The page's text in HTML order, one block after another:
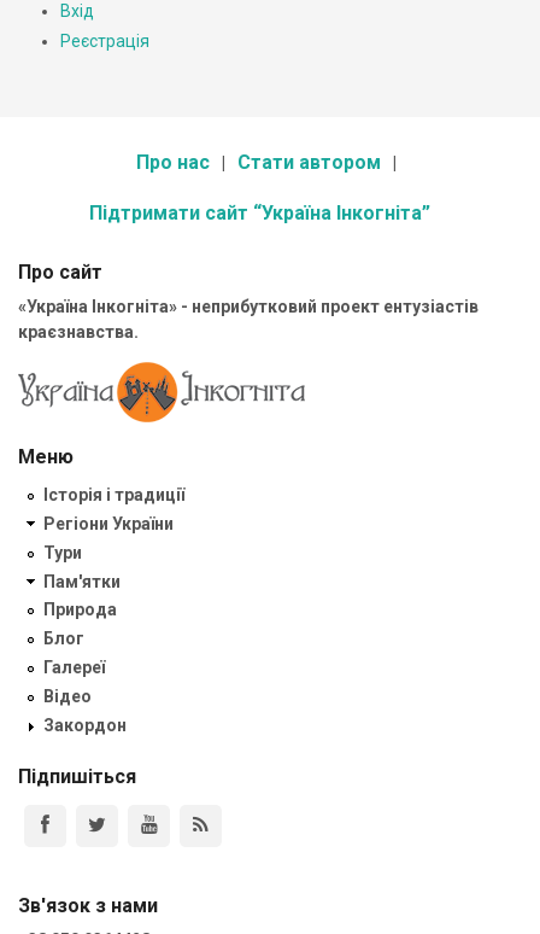
Вхід
Реєстрація
Про нас Стати автором
Підтримати сайт “Україна Інкогніта”
Про сайт
«Україна Інкогніта» - неприбутковий проект ентузіастів
краєзнавства.
Меню
Історія і традиції
Регіони України
Тури
Пам'ятки
Природа
Блог
Галереї
Відео
Закордон
Підпишіться
Зв'язок з нами